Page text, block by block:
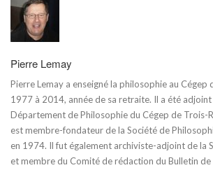
Pierre Lemay
Pierre Lemay a enseigné la philosophie au Cégep
1977 à 2014, année de sa retraite. Il a été
Département de Philosophie du Cégep de Trois-
est membre-fondateur de la Société de
en 1974. Il fut également archiviste-adjoint de la
et membre du Comité de rédaction du Bulletin de